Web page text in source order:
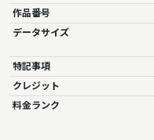
作品番号
データサイズ
特記事項
クレジット
料金ランク